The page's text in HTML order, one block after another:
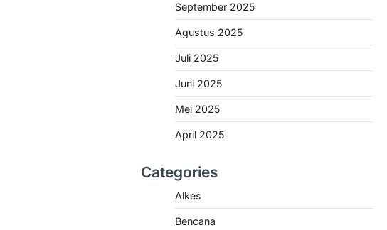
September 2025
Agustus 2025
Juli 2025
Juni 2025
Mei 2025
April 2025
Categories
Alkes
Bencana